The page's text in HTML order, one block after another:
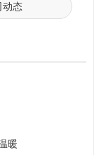
动态
暖